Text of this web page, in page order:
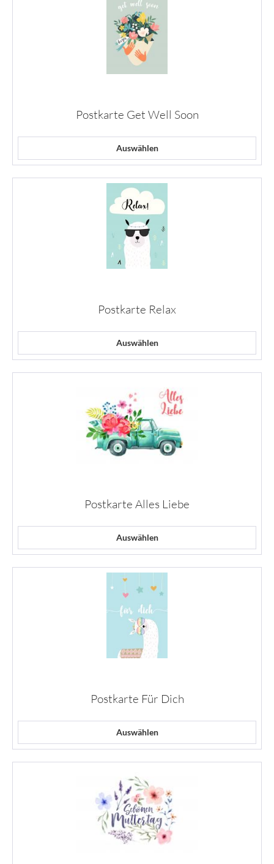
Postkarte Get Well Soon
Auswählen
Postkarte Relax
Auswählen
Postkarte Alles Liebe
Auswählen
Postkarte Für Dich
Auswählen